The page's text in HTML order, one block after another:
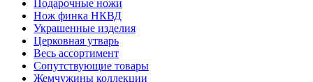
Подарочные ножи
Нож финка НКВД
Украшенные изделия
Церковная утварь
Весь ассортимент
Сопутствующие товары
Жемчужины коллекции